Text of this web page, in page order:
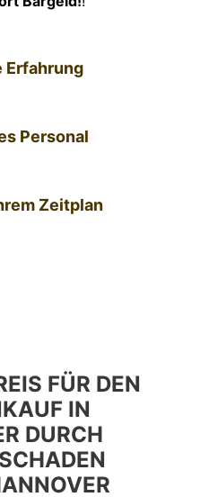
Erfahrung
Personal
Zeitplan
FÜR DEN
IN
DURCH